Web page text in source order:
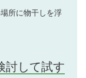
所に物干しを浮
討して試す